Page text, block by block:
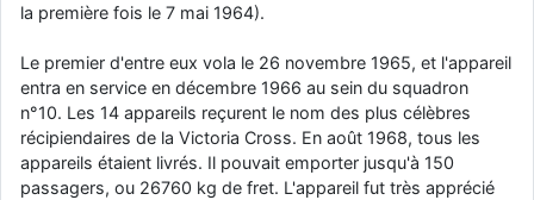
la première fois le 7 mai 1964).
Le premier d'entre eux vola le 26 novembre 1965, et l'appareil
entra en service en décembre 1966 au sein du squadron
n°10. Les 14 appareils reçurent le nom des plus célèbres
récipiendaires de la Victoria Cross. En août 1968, tous les
appareils étaient livrés. Il pouvait emporter jusqu'à 150
passagers, ou 26760 kg de fret. L'appareil fut très apprécié